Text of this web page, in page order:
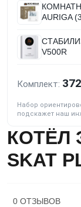
AURIGA
V500R
Комплект:
Набор
подскажет наш
КОТЁЛ
SKAT
0 ОТЗЫВОВ